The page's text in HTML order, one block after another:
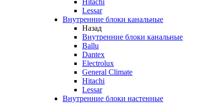
Hitachi
Lessar
Внутренние блоки канальные
Назад
Внутренние блоки канальные
Ballu
Dantex
Electrolux
General Climate
Hitachi
Lessar
Внутренние блоки настенные